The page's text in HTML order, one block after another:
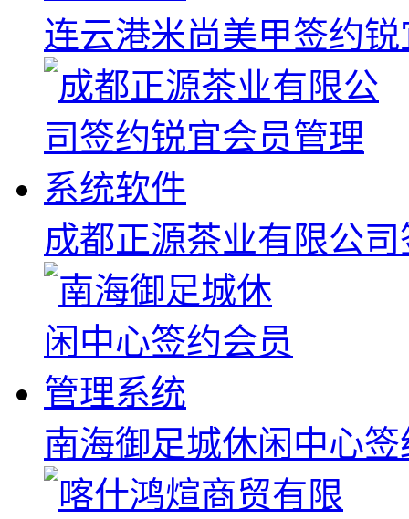
连云港米尚美甲签约
成都正源茶业有限公
南海御足城休闲中心